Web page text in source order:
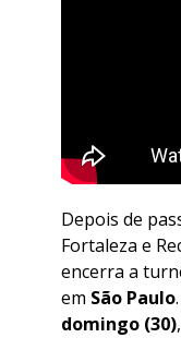
Depois de
Fortaleza e
encerra a
em São Paulo
domingo (30)